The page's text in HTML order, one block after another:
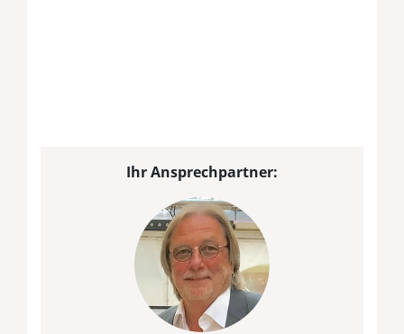
Ihr Ansprechpartner: